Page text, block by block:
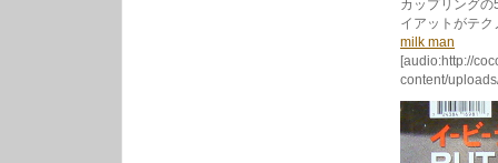
カップリング
イアットがテク
milk man
[audio:http://
content/